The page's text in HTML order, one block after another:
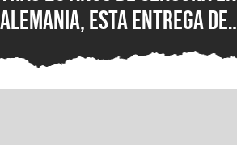
Alemania, esta entrega de
Wolfenstein por fin está
disponible en su versión